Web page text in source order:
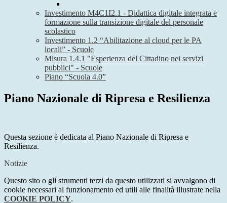
Investimento M4C1I2.1 - Didattica digitale integrata e
formazione sulla transizione digitale del personale
scolastico
Investimento 1.2 “Abilitazione al cloud per le PA
locali” - Scuole
Misura 1.4.1 "Esperienza del Cittadino nei servizi
pubblici" - Scuole
Piano “Scuola 4.0”
Piano Nazionale di Ripresa e Resilienza
Questa sezione è dedicata al Piano Nazionale di Ripresa e
Resilienza.
Notizie
Questo sito o gli strumenti terzi da questo utilizzati si avvalgono di
cookie necessari al funzionamento ed utili alle finalità illustrate nella
COOKIE POLICY.